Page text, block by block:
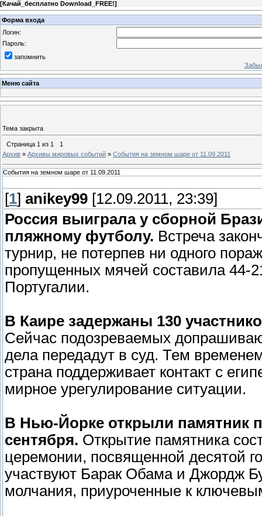
[Качай_бесплатно Download_FREE!]
Форма входа
Логин:
Пароль:
запомнить
Меню сайта
Тема закрыта
Страница 1 из 1
1
Архив » Архивы мировых событий » События на земном шаре от 11.09.2011
События на земном шаре от 11.09.2011
[1] anikey99 [12.09.2011, 23:39]
Россия выиграла у сборной
пляжному футболу. Встреча
турнир, не потерпев ни одного
пропущенных мячей составила 44-
Португалии.
В Каире задержаны 130
Сейчас подозреваемых
дела передадут в суд. Тем
страна поддерживает контакт с
мирное урегулирование ситуации.
В Нью-Йорке открыли памятник
сентября. Открытие памятника
церемонии, посвященной десятой
участвуют Барак Обама и Джордж
молчания, приуроченные к